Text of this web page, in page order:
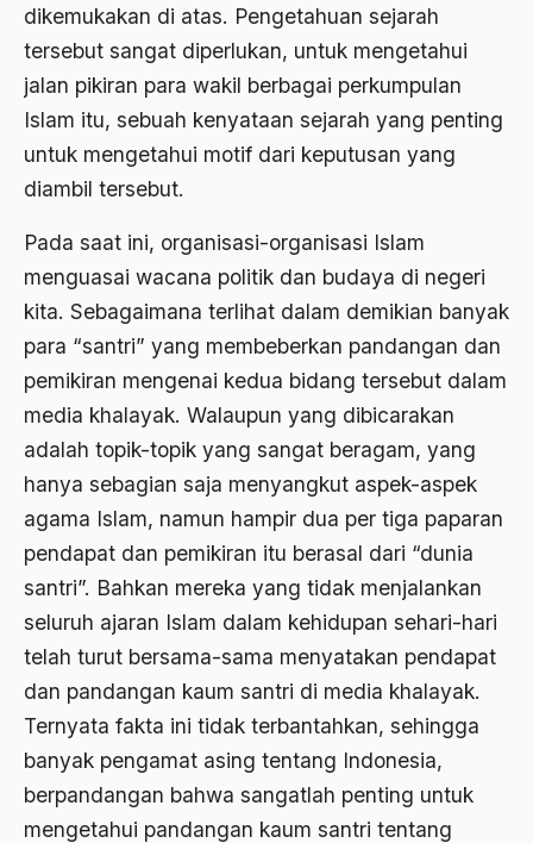
dikemukakan di atas. Pengetahuan sejarah
tersebut sangat diperlukan, untuk mengetahui
jalan pikiran para wakil berbagai perkumpulan
Islam itu, sebuah kenyataan sejarah yang penting
untuk mengetahui motif dari keputusan yang
diambil tersebut.
Pada saat ini, organisasi-organisasi Islam
menguasai wacana politik dan budaya di negeri
kita. Sebagaimana terlihat dalam demikian banyak
para “santri” yang membeberkan pandangan dan
pemikiran mengenai kedua bidang tersebut dalam
media khalayak. Walaupun yang dibicarakan
adalah topik-topik yang sangat beragam, yang
hanya sebagian saja menyangkut aspek-aspek
agama Islam, namun hampir dua per tiga paparan
pendapat dan pemikiran itu berasal dari “dunia
santri”. Bahkan mereka yang tidak menjalankan
seluruh ajaran Islam dalam kehidupan sehari-hari
telah turut bersama-sama menyatakan pendapat
dan pandangan kaum santri di media khalayak.
Ternyata fakta ini tidak terbantahkan, sehingga
banyak pengamat asing tentang Indonesia,
berpandangan bahwa sangatlah penting untuk
mengetahui pandangan kaum santri tentang
1984
1983
1981
1979
1978
1976
1975
1974
1973
1972
1971
Adipati Unus
Administrasi Negara
Adnan Buyung Nasution
Adopsi
Adu Pinalti
Advisors
Aera-Europa
Afiliasi Kultural
Afrika
Afrika utara
Agama & Negara
Agama Asli
Agama Asli Indonesia
Agama dan Negara
Agama dan negaraa
Agama dan Politik